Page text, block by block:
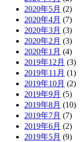
2020年5月 (2)
2020年4月 (7)
2020年3月 (3)
2020年2月 (3)
2020年1月 (4)
2019年12月 (3)
2019年11月 (1)
2019年10月 (2)
2019年9月 (5)
2019年8月 (10)
2019年7月 (7)
2019年6月 (2)
2019年5月 (9)